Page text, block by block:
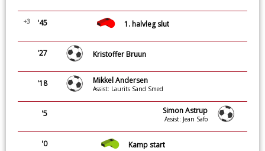
'45
+3 1. halvleg slut
'27 Kristoffer Bruun
'18 Mikkel Andersen
Assist: Laurits Sand Smed
'5 Simon Astrup
Assist: Jean Safo
'0 Kamp start